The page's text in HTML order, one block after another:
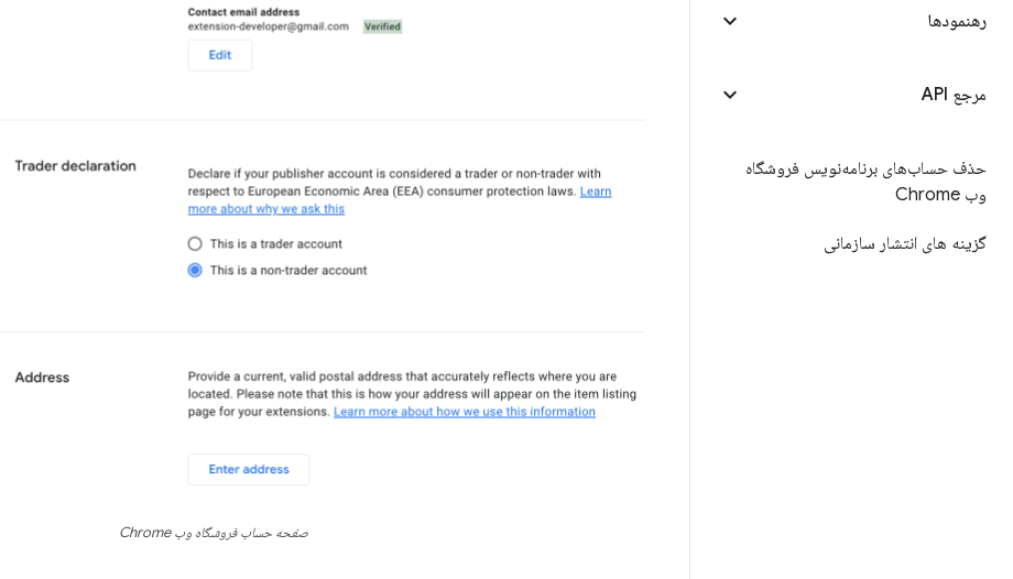
رهنمودها
مرجع API
حذف حساب‌های برنامه‌نویس فروشگاه
وب Chrome
گزینه های انتشار سازمانی
صفحه حساب فروشگاه وب Chrome